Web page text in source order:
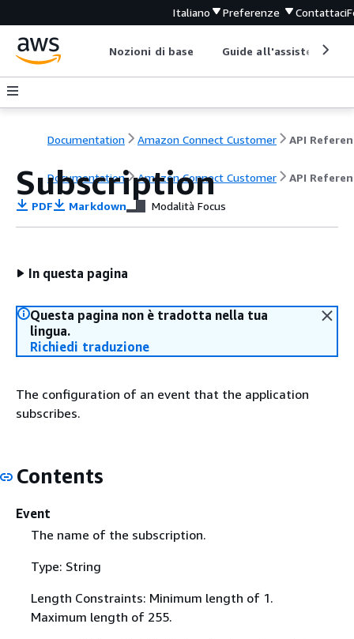
Italiano Preferenze Contattaci
Nozioni di base Guide all'assistenza
Documentation Amazon Connect Customer API
Documentation Amazon Connect Customer API
Subscription
PDF Markdown Modalità Focus
In questa pagina
Questa pagina non è tradotta nella tua
lingua.
Richiedi traduzione
The configuration of an event that the application
subscribes.
Contents
Event
The name of the subscription.
Type: String
Length Constraints: Minimum length of 1.
Maximum length of 255.